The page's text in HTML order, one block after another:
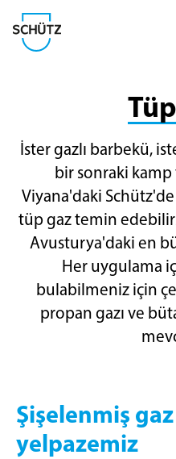
İster gazlı barbekü,
bir sonraki
Viyana'daki
tüp gaz temin
Avusturya'daki en
Her uygulama
bulabilmeniz için
propan gazı ve
Şişelenmiş
yelpazemiz